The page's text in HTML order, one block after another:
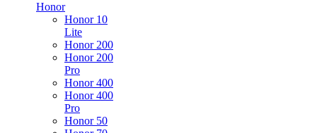
Honor
Honor 10
Lite
Honor 200
Honor 200
Pro
Honor 400
Honor 400
Pro
Honor 50